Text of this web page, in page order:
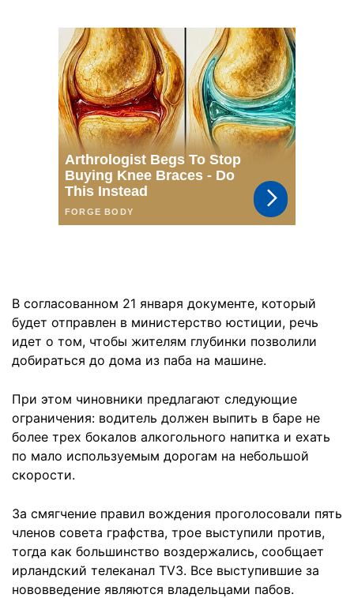
В согласованном 21 января документе, который
будет отправлен в министерство юстиции, речь
идет о том, чтобы жителям глубинки позволили
добираться до дома из паба на машине.
При этом чиновники предлагают следующие
ограничения: водитель должен выпить в баре не
более трех бокалов алкогольного напитка и ехать
по мало используемым дорогам на небольшой
скорости.
За смягчение правил вождения проголосовали пять
членов совета графства, трое выступили против,
тогда как большинство воздержались, сообщает
ирландский телеканал TV3. Все выступившие за
нововведение являются владельцами пабов.